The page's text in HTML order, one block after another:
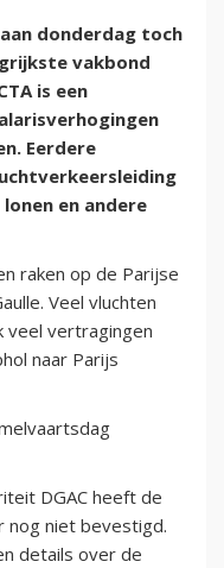
donderdag toch
vakbond
is een
Eerdere
en andere
raken op de Parijse
Veel vluchten
veel vertragingen
naar Parijs
DGAC heeft de
nog niet bevestigd.
details over de